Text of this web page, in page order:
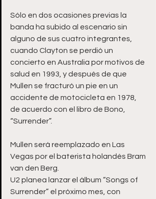
Sólo en dos ocasiones previas la
banda ha subido al escenario sin
alguno de sus cuatro integrantes,
cuando Clayton se perdió un
concierto en Australia por motivos de
salud en 1993, y después de que
Mullen se fracturó un pie en un
accidente de motocicleta en 1978,
de acuerdo con el libro de Bono,
“Surrender”.
Mullen será reemplazado en Las
Vegas por el baterista holandés Bram
van den Berg.
U2 planea lanzar el álbum “Songs of
Surrender” el próximo mes, con